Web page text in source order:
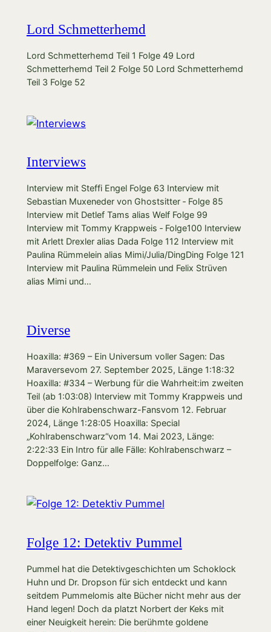
Lord Schmetterhemd
Lord Schmetterhemd Teil 1 Folge 49 Lord
Schmetterhemd Teil 2 Folge 50 Lord Schmetterhemd
Teil 3 Folge 52
Interviews
Interview mit Steffi Engel Folge 63 Interview mit
Sebastian Muxeneder von Ghostsitter ‐ Folge 85
Interview mit Detlef Tams alias Welf Folge 99
Interview mit Tommy Krappweis ‐ Folge100 Interview
mit Arlett Drexler alias Dada Folge 112 Interview mit
Paulina Rümmelein alias Mimi/Julia/DingDing Folge 121
Interview mit Paulina Rümmelein und Felix Strüven
alias Mimi und…
Diverse
Hoaxilla: #369 – Ein Universum voller Sagen: Das
Maraversevom 27. September 2025, Länge 1:18:32
Hoaxilla: #334 – Werbung für die Wahrheit:im zweiten
Teil (ab 1:03:08) Interview mit Tommy Krappweis und
über die Kohlrabenschwarz-Fansvom 12. Februar
2024, Länge 1:28:05 Hoaxilla: Special
„Kohlrabenschwarz“vom 14. Mai 2023, Länge:
2:22:33 Ein Intro für alle Fälle: Kohlrabenschwarz –
Doppelfolge: Ganz…
Folge 12: Detektiv Pummel
Pummel hat die Detektivgeschichten um Schoklock
Huhn und Dr. Dropson für sich entdeckt und kann
seitdem Pummelomis alte Bücher nicht mehr aus der
Hand legen! Doch da platzt Norbert der Keks mit
einer Neuigkeit herein: Die berühmte goldene